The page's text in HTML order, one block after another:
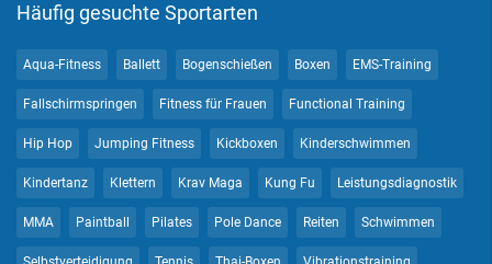
Häufig gesuchte Sportarten
Aqua-Fitness Ballett Bogenschießen Boxen EMS-Training
Fallschirmspringen Fitness für Frauen Functional Training
Hip Hop Jumping Fitness Kickboxen Kinderschwimmen
Kindertanz Klettern Krav Maga Kung Fu Leistungsdiagnostik
MMA Paintball Pilates Pole Dance Reiten Schwimmen